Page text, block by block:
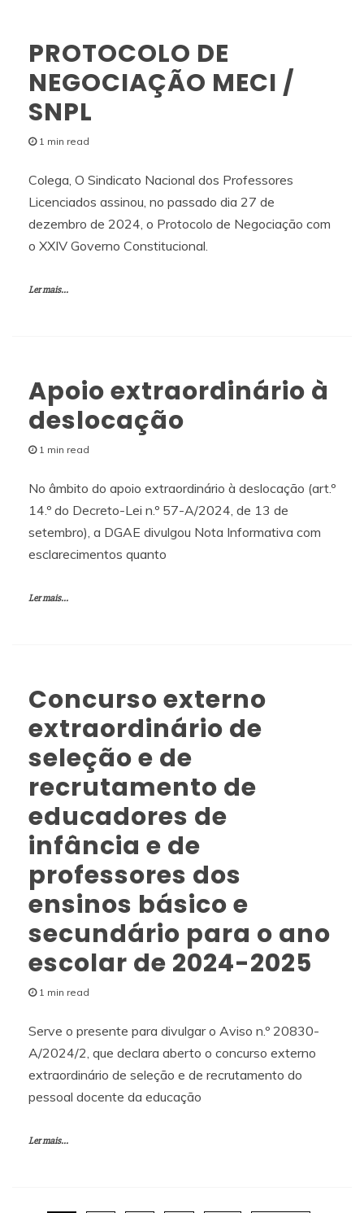
PROTOCOLO DE
NEGOCIAÇÃO MECI /
SNPL
1 min read
Colega, O Sindicato Nacional dos Professores
Licenciados assinou, no passado dia 27 de
dezembro de 2024, o Protocolo de Negociação com
o XXIV Governo Constitucional.
Ler mais...
Apoio extraordinário à
deslocação
1 min read
No âmbito do apoio extraordinário à deslocação (art.º
14.º do Decreto-Lei n.º 57-A/2024, de 13 de
setembro), a DGAE divulgou Nota Informativa com
esclarecimentos quanto
Ler mais...
Concurso externo
extraordinário de
seleção e de
recrutamento de
educadores de
infância e de
professores dos
ensinos básico e
secundário para o ano
escolar de 2024-2025
1 min read
Serve o presente para divulgar o Aviso n.º 20830-
A/2024/2, que declara aberto o concurso externo
extraordinário de seleção e de recrutamento do
pessoal docente da educação
Ler mais...